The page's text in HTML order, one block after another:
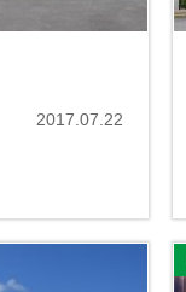
2017.07.22